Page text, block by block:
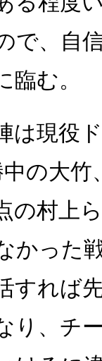
で、自
臨む。
は現役
の大竹
の村上
かった
すれば
り、チ